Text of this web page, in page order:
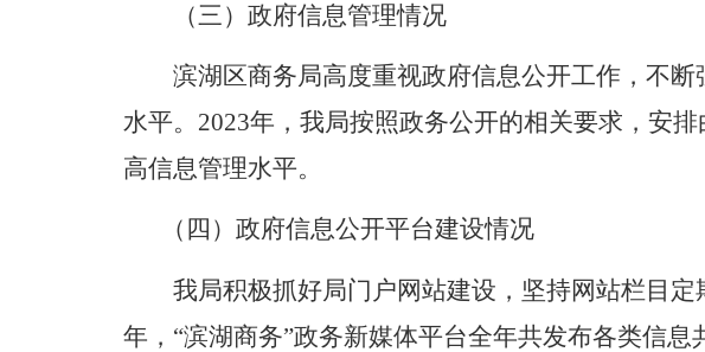
（三）政府信息管理情况
滨湖区商务局高度重视政府信息公开工作，不
水平。 2023年，我局按照政务公开的相关要求，安
高信息管理水平。
（四）政府信息公开平台建设情况
我局积极抓好局门户网站建设，坚持网站栏目定
年，“滨湖商务”政务新媒体平台全年共发布各类信息